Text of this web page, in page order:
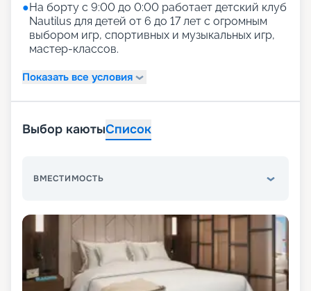
●На борту с 9:00 до 0:00 работает детский клуб
Nautilus для детей от 6 до 17 лет с огромным
выбором игр, спортивных и музыкальных игр,
мастер-классов.
Показать все условия
Выбор каютыСписок
ВМЕСТИМОСТЬ